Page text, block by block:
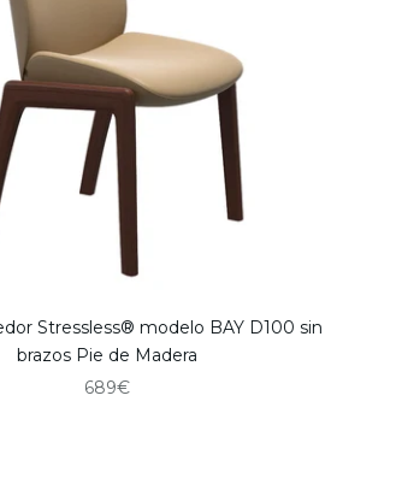
Stressless® modelo BAY D100 sin
brazos Pie de Madera
Precio de oferta
689€